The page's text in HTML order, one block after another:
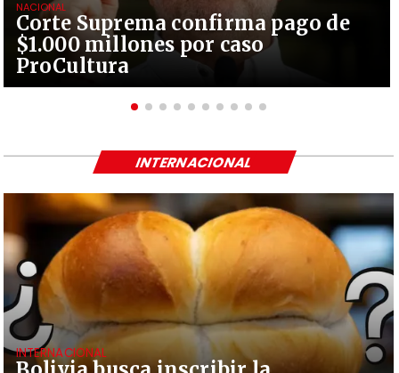
Corte Suprema confirma pago de
$1.000 millones por caso
ProCultura
NACIONAL
INTERNACIONAL
INTERNACIONAL